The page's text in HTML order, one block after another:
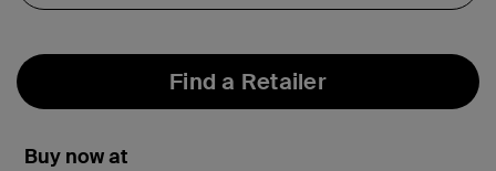
Find a Retailer
Buy now at